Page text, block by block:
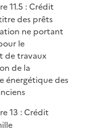
11.5 : Crédit
des prêts
ne portant
le
de travaux
de la
énergétique des
13 : Crédit